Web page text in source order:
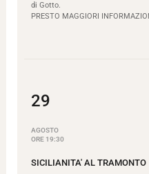
di Gotto.
PRESTO MAGGIORI
29
AGOSTO
ORE 19:30
SICILIANITA' AL TRAMONTO